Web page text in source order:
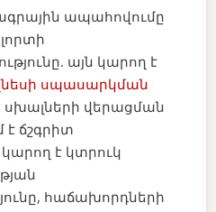
ապահովումը
այն կարող է
սպասարկման
սխալների վերացման
է ճշգրիտ
կարող է կտրուկ
հաճախորդների